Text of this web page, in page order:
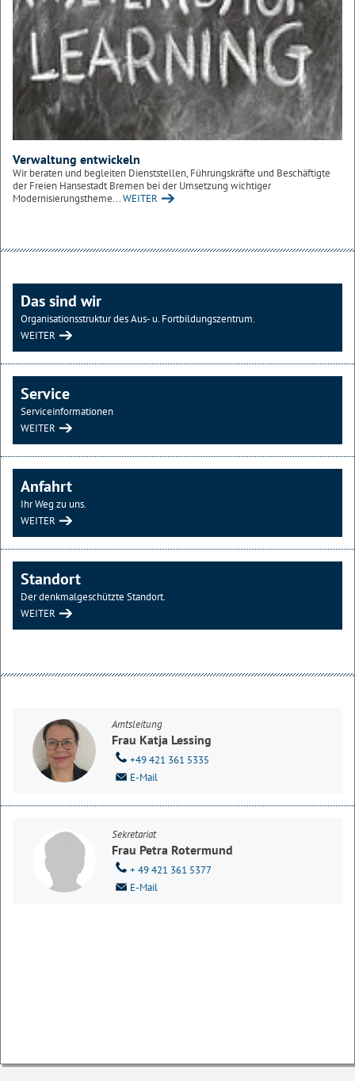
Verwaltung entwickeln
Wir beraten und begleiten Dienststellen, Führungskräfte und Beschäftigte
der Freien Hansestadt Bremen bei der Umsetzung wichtiger
Modernisierungstheme...WEITER
Das sind wir
Organisationsstruktur des Aus- u. Fortbildungszentrum.
WEITER
Service
Serviceinformationen
WEITER
Anfahrt
Ihr Weg zu uns.
WEITER
Standort
Der denkmalgeschützte Standort.
WEITER
Amtsleitung
Frau Katja Lessing
+49 421 361 5335
E-Mail
Sekretariat
Frau Petra Rotermund
+ 49 421 361 5377
E-Mail